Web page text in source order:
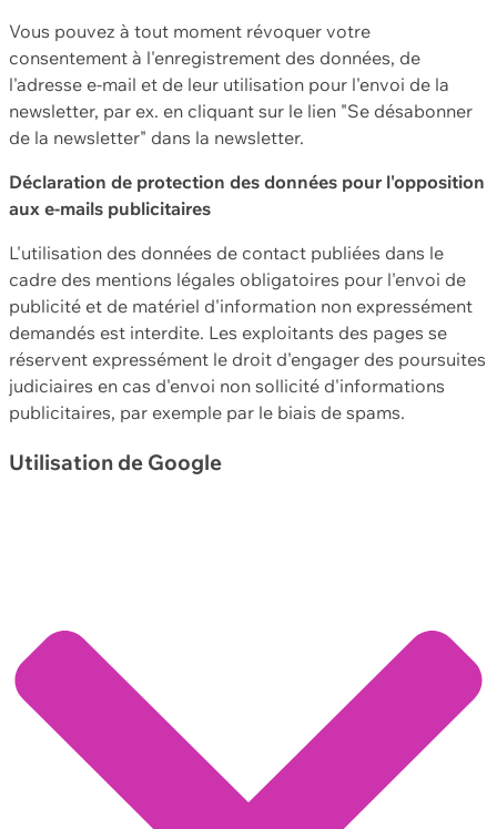
Vous pouvez à tout moment révoquer votre
consentement à l'enregistrement des données, de
l'adresse e-mail et de leur utilisation pour l'envoi de la
newsletter, par ex. en cliquant sur le lien "Se désabonner
de la newsletter" dans la newsletter.
Déclaration de protection des données pour l'opposition
aux e-mails publicitaires
L'utilisation des données de contact publiées dans le
cadre des mentions légales obligatoires pour l'envoi de
publicité et de matériel d'information non expressément
demandés est interdite. Les exploitants des pages se
réservent expressément le droit d'engager des poursuites
judiciaires en cas d'envoi non sollicité d'informations
publicitaires, par exemple par le biais de spams.
Utilisation de Google